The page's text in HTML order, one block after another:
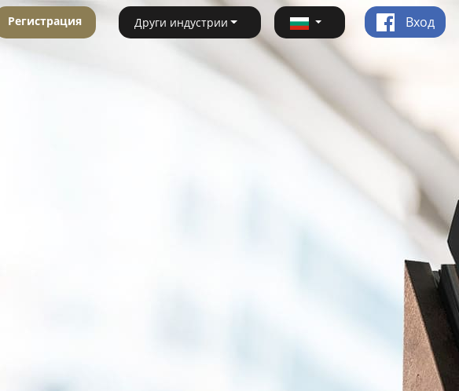
Регистрация Други индустрии Вход